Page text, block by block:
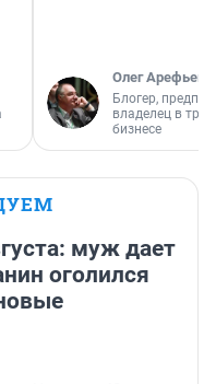
Олег Арефьев
Блогер,
владелец в
бизнесе
муж дает
оголился